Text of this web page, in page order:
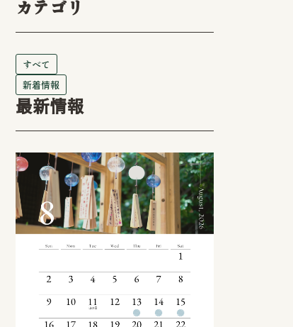
カテゴリ
すべて
新着情報
最新情報